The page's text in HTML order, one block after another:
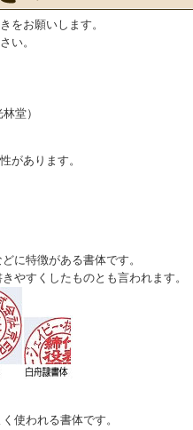
をお願いします。
い。
堂）
があります。
に特徴がある書体です。
やすくしたものとも言われます。
使われる書体です。